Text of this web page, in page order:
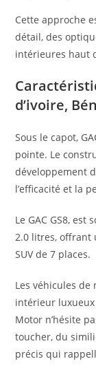
Cette approche
détail, des
intérieures haut
d’ivoire,
Sous le capot,
pointe. Le
développement
l’efficacité et la
Le GAC GS8,
2.0 litres, offrant
SUV de 7 places.
Les véhicules de
intérieur luxueux
Motor n’hésite
toucher, du
précis qui